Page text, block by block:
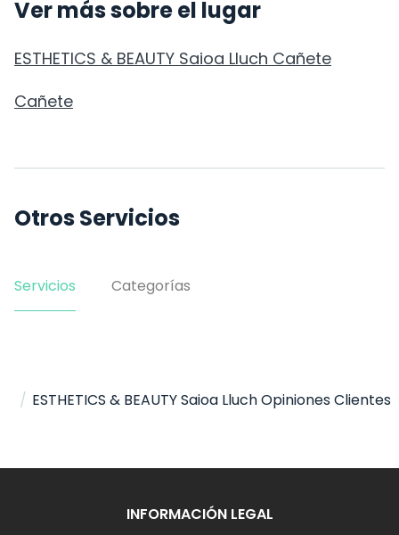
Ver más sobre el lugar
ESTHETICS & BEAUTY Saioa Lluch Cañete
Cañete
Otros Servicios
Servicios Categorías
Hogar
/
ESTHETICS & BEAUTY Saioa Lluch
/ ESTHETICS & BEAUTY Saioa Lluch Opiniones Clientes
INFORMACIÓN LEGAL